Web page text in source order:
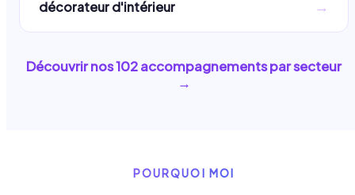
décorateur d'intérieur →
Découvrir nos102accompagnements par secteur
→
POURQUOI MOI